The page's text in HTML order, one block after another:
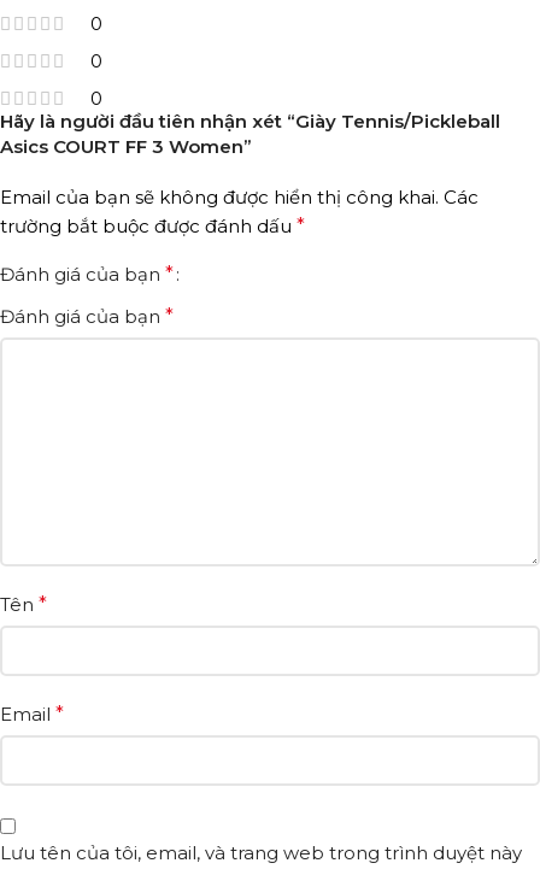
0
0
0
Hãy là người đầu tiên nhận xét “Giày Tennis/Pickleball
Asics COURT FF 3 Women”
Email của bạn sẽ không được hiển thị công khai. Các
trường bắt buộc được đánh dấu *
Đánh giá của bạn *
Đánh giá của bạn *
Tên *
Email *
Lưu tên của tôi, email, và trang web trong trình duyệt này